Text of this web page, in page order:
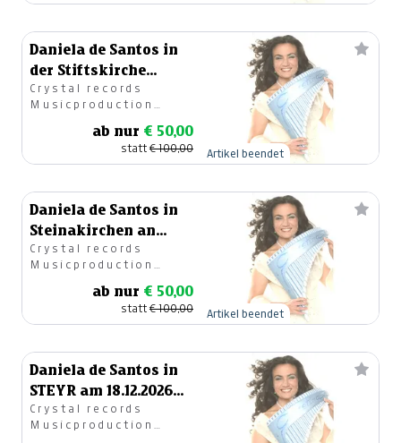
Daniela de Santos in
der Stiftskirche
Herzogenburg am
05.06.2026
Crystal records
Musicproduction
ab nur € 50,00
statt€ 100,00 Artikel beendet
Daniela de Santos in
Steinakirchen an
Mutterag, 10.05.2026
Crystal records
Musicproduction
ab nur € 50,00
statt€ 100,00 Artikel beendet
Daniela de Santos in
STEYR am 18.12.2026
im Alten Theater
Crystal records
Musicproduction